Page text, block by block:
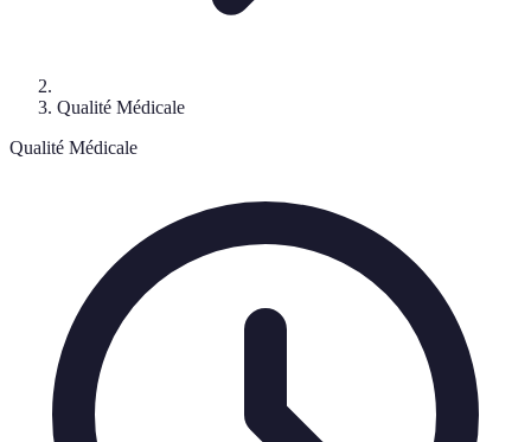
Qualité Médicale
Qualité Médicale